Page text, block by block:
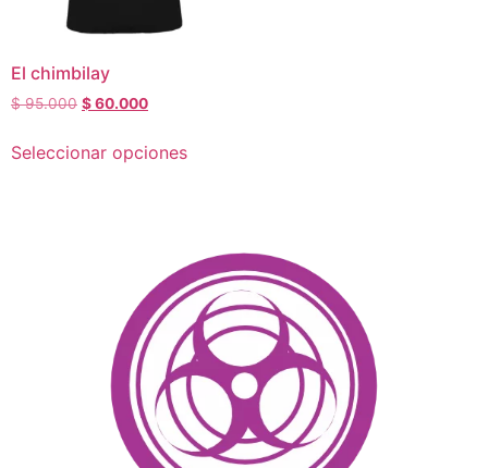
El chimbilay
$95.000 $60.000
Seleccionar opciones